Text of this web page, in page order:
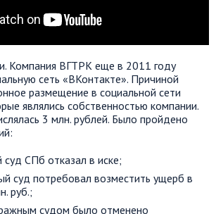
Компания ВГТРК еще в 2011 году
сеть «ВКонтакте». Причиной
размещение в социальной сети
являлись собственностью компании.
3 млн. рублей. Было пройдено
СПб отказал в иске;
суд потребовал возместить ущерб в
руб.;
судом было отменено